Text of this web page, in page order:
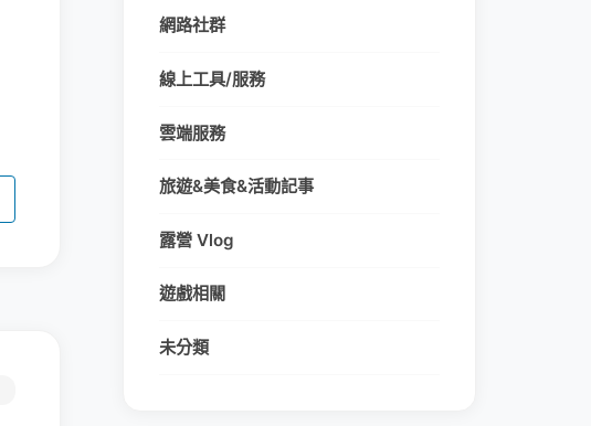
網路社群
線上工具/服務
雲端服務
旅遊&美食&活動記事
露營 Vlog
遊戲相關
未分類